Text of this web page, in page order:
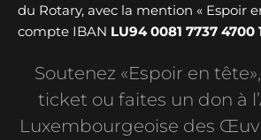
du Rotary, avec la mention « Espoir
compte IBAN LU94 0081 7737 4700
Soutenez «Espoir en
ticket ou faites un don à
Luxembourgeoise des